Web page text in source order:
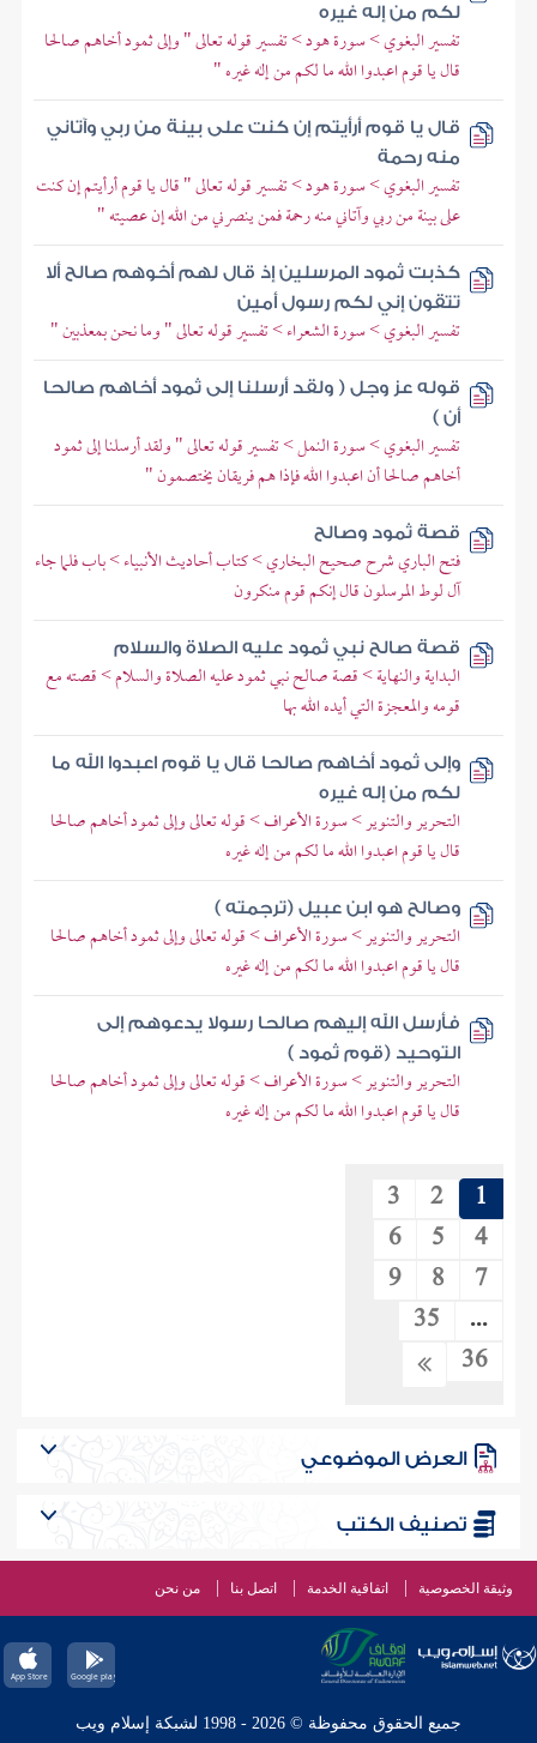
لكم من إله غيره
تفسير البغوي > سورة هود > تفسير قوله تعالى " وإلى ثمود أخاهم صالحا
قال يا قوم اعبدوا الله ما لكم من إله غيره "
قال يا قوم أرأيتم إن كنت على بينة من ربي وآتاني
منه رحمة
تفسير البغوي > سورة هود > تفسير قوله تعالى " قال يا قوم أرأيتم إن كنت
على بينة من ربي وآتاني منه رحمة فمن ينصرني من الله إن عصيته "
كذبت ثمود المرسلين إذ قال لهم أخوهم صالح ألا
تتقون إني لكم رسول أمين
تفسير البغوي > سورة الشعراء > تفسير قوله تعالى " وما نحن بمعذبين "
قوله عز وجل ( ولقد أرسلنا إلى ثمود أخاهم صالحا
أن )
تفسير البغوي > سورة النمل > تفسير قوله تعالى " ولقد أرسلنا إلى ثمود
أخاهم صالحا أن اعبدوا الله فإذا هم فريقان يختصمون "
قصة ثمود وصالح
فتح الباري شرح صحيح البخاري > كتاب أحاديث الأنبياء > باب فلما جاء
آل لوط المرسلون قال إنكم قوم منكرون
قصة صالح نبي ثمود عليه الصلاة والسلام
البداية والنهاية > قصة صالح نبي ثمود عليه الصلاة والسلام > قصته مع
قومه والمعجزة التي أيده الله بها
وإلى ثمود أخاهم صالحا قال يا قوم اعبدوا الله ما
لكم من إله غيره
التحرير والتنوير > سورة الأعراف > قوله تعالى وإلى ثمود أخاهم صالحا
قال يا قوم اعبدوا الله ما لكم من إله غيره
وصالح هو ابن عبيل (ترجمته )
التحرير والتنوير > سورة الأعراف > قوله تعالى وإلى ثمود أخاهم صالحا
قال يا قوم اعبدوا الله ما لكم من إله غيره
فأرسل الله إليهم صالحا رسولا يدعوهم إلى
التوحيد (قوم ثمود )
التحرير والتنوير > سورة الأعراف > قوله تعالى وإلى ثمود أخاهم صالحا
قال يا قوم اعبدوا الله ما لكم من إله غيره
1
2
3
4
5
6
7
8
9
...
35
36
العرض الموضوعي
تصنيف الكتب
وثيقة الخصوصية اتفاقية الخدمة اتصل بنا من نحن
جميع الحقوق محفوظة © 2026 - 1998 لشبكة إسلام ويب